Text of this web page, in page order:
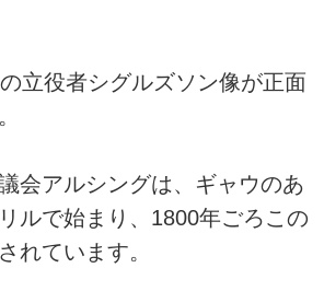
立役者シグルズソン像が正面
会アルシングは、ギャウのあ
ルで始まり、1800年ごろこの
れています。